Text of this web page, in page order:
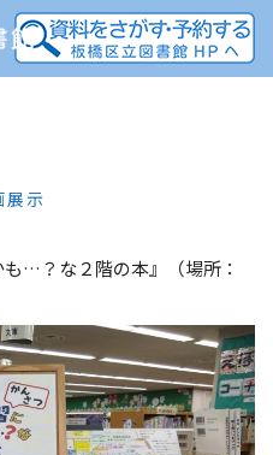
展示
…？な２階の本』（場所：